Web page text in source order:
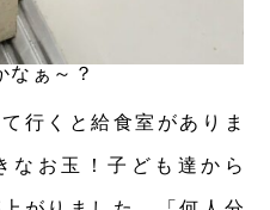
なぁ～？
行くと給食室がありま
なお玉！子ども達から